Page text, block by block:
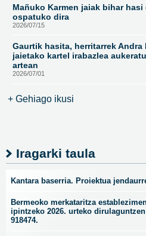
Mañuko Karmen jaiak bihar
ospatuko dira
2026/07/15
Gaurtik hasita, herritarrek Andra
jaietako kartel irabazlea
artean
2026/07/01
+ Gehiago ikusi
Iragarki taula
Kantara baserria. Proiektua
Bermeoko merkataritza
ipintzeko 2026. urteko
918474.